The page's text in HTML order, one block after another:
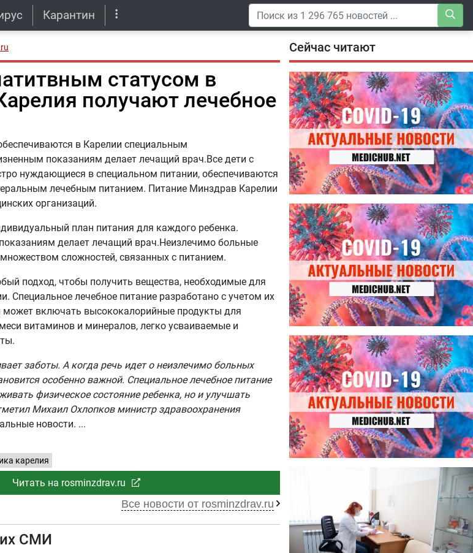
Карантин
статусом в
получают лечебное
в Карелии специальным
показаниям делает лечащий врач.Все дети с
нуждающиеся в специальном питании, обеспечиваются
лечебным питанием. Питание Минздрав Карелии
организаций.
план питания для каждого ребенка.
делает лечащий врач.Неизлечимо больные
сложностей, связанных с питанием.
подход, чтобы получить вещества, необходимые для
Специальное лечебное питание разработано с учетом их
может включать высококалорийные продукты для
витаминов и минералов, легко усваиваемые и
заботы. А когда речь идет о неизлечимо больных
особенно важной. Специальное лечебное питание
физическое состояние ребенка, но и улучшать
Михаил Охлопков министр здравоохранения
новости.
карелия
Читать на rosminzdrav.ru
Все новости от rosminzdrav.ru
СМИ
Сейчас читают
04.08.2026
Специалисты дали советы, как
правильно пить витамины
27.07.2026
Лучше фасоли: диетолог
названа 8 продуктов,
содержащих много клетчатки
угрозы: что нужно знать о
летних инфекциях